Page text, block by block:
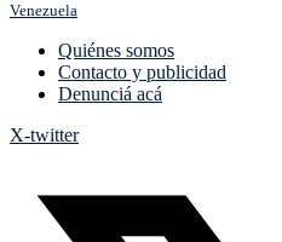
Venezuela
Quiénes somos
Contacto y publicidad
Denunciá acá
X-twitter